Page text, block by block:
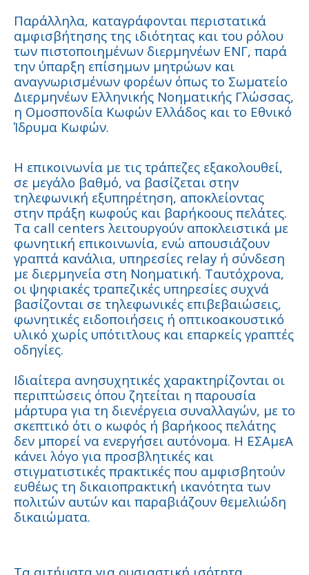
Παράλληλα, καταγράφονται περιστατικά
αμφισβήτησης της ιδιότητας και του ρόλου
των πιστοποιημένων διερμηνέων ΕΝΓ, παρά
την ύπαρξη επίσημων μητρώων και
αναγνωρισμένων φορέων όπως το Σωματείο
Διερμηνέων Ελληνικής Νοηματικής Γλώσσας,
η Ομοσπονδία Κωφών Ελλάδος και το Εθνικό
Ίδρυμα Κωφών.
Η επικοινωνία με τις τράπεζες εξακολουθεί,
σε μεγάλο βαθμό, να βασίζεται στην
τηλεφωνική εξυπηρέτηση, αποκλείοντας
στην πράξη κωφούς και βαρήκοους πελάτες.
Τα call centers λειτουργούν αποκλειστικά με
φωνητική επικοινωνία, ενώ απουσιάζουν
γραπτά κανάλια, υπηρεσίες relay ή σύνδεση
με διερμηνεία στη Νοηματική. Ταυτόχρονα,
οι ψηφιακές τραπεζικές υπηρεσίες συχνά
βασίζονται σε τηλεφωνικές επιβεβαιώσεις,
φωνητικές ειδοποιήσεις ή οπτικοακουστικό
υλικό χωρίς υπότιτλους και επαρκείς γραπτές
οδηγίες.
Ιδιαίτερα ανησυχητικές χαρακτηρίζονται οι
περιπτώσεις όπου ζητείται η παρουσία
μάρτυρα για τη διενέργεια συναλλαγών, με το
σκεπτικό ότι ο κωφός ή βαρήκοος πελάτης
δεν μπορεί να ενεργήσει αυτόνομα. Η ΕΣΑμεΑ
κάνει λόγο για προσβλητικές και
στιγματιστικές πρακτικές που αμφισβητούν
ευθέως τη δικαιοπρακτική ικανότητα των
πολιτών αυτών και παραβιάζουν θεμελιώδη
δικαιώματα.